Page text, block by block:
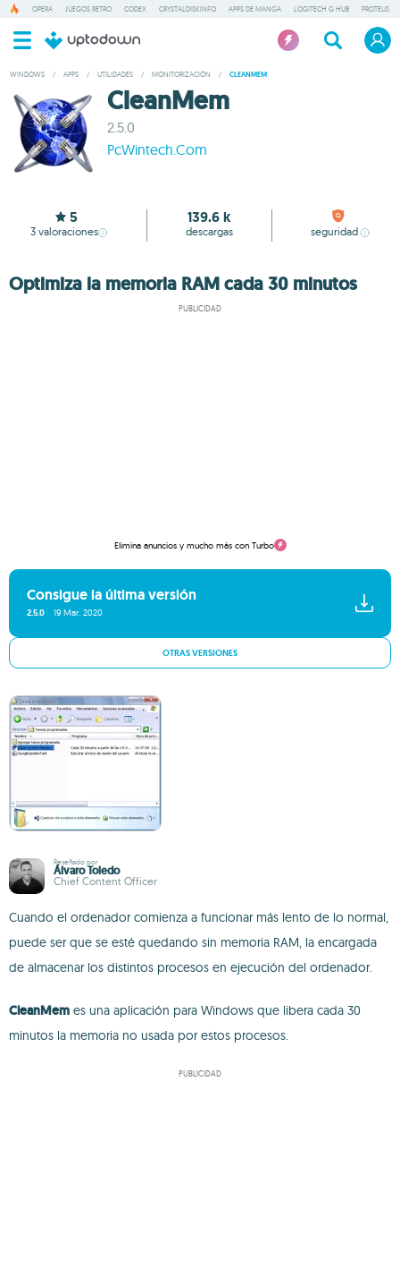
OPERA JUEGOS RETRO CODEX CRYSTALDISKINFO APPS DE MANGA LOGITECH G HUB PROTEUS
WINDOWS / APPS / UTILIDADES / MONITORIZACIÓN / CLEANMEM
CleanMem
2.5.0
PcWintech.Com
5
3 valoraciones
139.6 k
descargas seguridad
Optimiza la memoria RAM cada 30 minutos
PUBLICIDAD
Elimina anuncios y mucho más con Turbo
Consigue la última versión
2.5.0 19 Mar. 2020
OTRAS VERSIONES
Reseñado por
Álvaro Toledo
Chief Content Officer
Cuando el ordenador comienza a funcionar más lento de lo normal,
puede ser que se esté quedando sin memoria RAM, la encargada
de almacenar los distintos procesos en ejecución del ordenador.
CleanMem es una aplicación para Windows que libera cada 30
minutos la memoria no usada por estos procesos.
PUBLICIDAD